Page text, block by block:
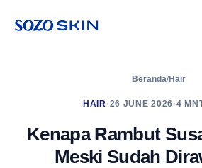
Beranda/Hair
HAIR•26 JUNE 2026•4
Kenapa Rambut
Meski Sudah